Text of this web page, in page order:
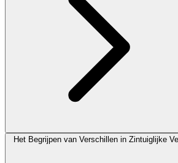
Het Begrijpen van Verschillen in Zintuiglijke